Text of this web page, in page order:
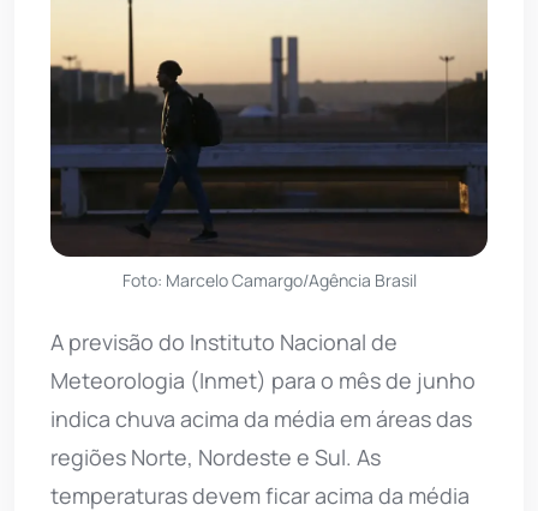
Foto: Marcelo Camargo/Agência Brasil
A previsão do Instituto Nacional de
Meteorologia (Inmet) para o mês de junho
indica chuva acima da média em áreas das
regiões Norte, Nordeste e Sul. As
temperaturas devem ficar acima da média